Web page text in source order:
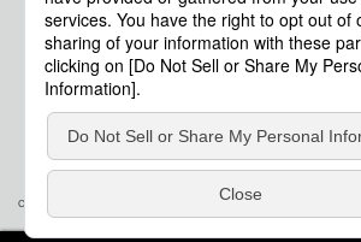
会社概要
Copyright © Saison Technology Co., Ltd. All Rights Reserved.